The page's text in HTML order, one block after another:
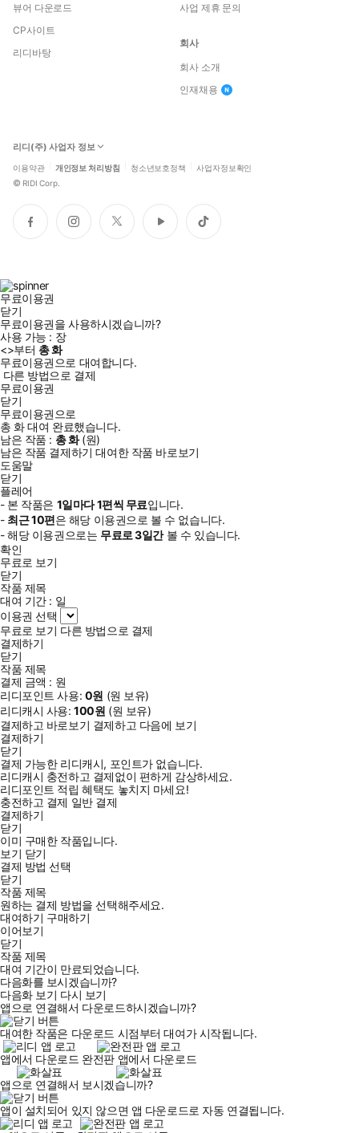
뷰어 다운로드
CP사이트
리디바탕
사업 제휴 문의
회사
회사 소개
인재채용
리디(주) 사업자 정보
이용약관 개인정보 처리방침 청소년보호정책 사업자정보확인
© RIDI Corp.
페
이
인
스
트
위
유
튜
틱
톡
무료이용권
닫기
무료이용권을 사용하시겠습니까?
사용 가능 : 장
<>부터 총화
무료이용권으로 대여합니다.
다른 방법으로 결제
무료이용권
닫기
무료이용권으로
총 화대여 완료했습니다.
남은 작품 : 총화(원)
남은 작품 결제하기 대여한 작품 바로보기
도움말
닫기
플레어
- 본 작품은 1일마다1편씩 무료입니다.
- 최근10편은 해당 이용권으로 볼 수 없습니다.
- 해당 이용권으로는 무료로3일간볼 수 있습니다.
확인
무료로 보기
닫기
작품 제목
대여 기간 : 일
이용권 선택
무료로 보기 다른 방법으로 결제
결제하기
닫기
작품 제목
결제 금액 : 원
리디포인트 사용: 0원 (원 보유)
리디캐시 사용:100원 (원 보유)
결제하고 바로보기 결제하고 다음에 보기
결제하기
닫기
결제 가능한 리디캐시, 포인트가 없습니다.
리디캐시 충전하고 결제없이 편하게 감상하세요.
리디포인트 적립 혜택도 놓치지 마세요!
충전하고 결제 일반 결제
결제하기
닫기
이미 구매한 작품입니다.
보기 닫기
결제 방법 선택
닫기
작품 제목
원하는 결제 방법을 선택해주세요.
대여하기 구매하기
이어보기
닫기
작품 제목
대여 기간이 만료되었습니다.
다음화를 보시겠습니까?
다음화 보기 다시 보기
앱으로 연결해서 다운로드하시겠습니까?
대여한 작품은 다운로드 시점부터 대여가 시작됩니다.
앱에서 다운로드 완전판 앱에서 다운로드
앱으로 연결해서 보시겠습니까?
앱이 설치되어 있지 않으면 앱 다운로드로 자동 연결됩니다.